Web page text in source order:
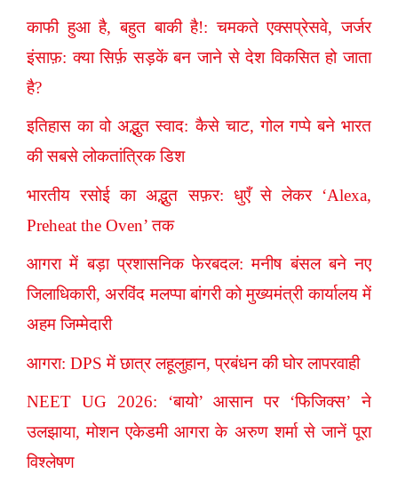
काफी हुआ है, बहुत बाकी है!: चमकते एक्सप्रेसवे, जर्जर
इंसाफ़: क्या सिर्फ़ सड़कें बन जाने से देश विकसित हो जाता
है?
इतिहास का वो अद्भुत स्वाद: कैसे चाट, गोल गप्पे बने भारत
की सबसे लोकतांत्रिक डिश
भारतीय रसोई का अद्भुत सफ़र: धुएँ से लेकर ‘Alexa,
Preheat the Oven’ तक
आगरा में बड़ा प्रशासनिक फेरबदल: मनीष बंसल बने नए
जिलाधिकारी, अरविंद मलप्पा बांगरी को मुख्यमंत्री कार्यालय में
अहम जिम्मेदारी
आगरा: DPS में छात्र लहूलुहान, प्रबंधन की घोर लापरवाही
NEET UG 2026: ‘बायो’ आसान पर ‘फिजिक्स’ ने
उलझाया, मोशन एकेडमी आगरा के अरुण शर्मा से जानें पूरा
विश्लेषण